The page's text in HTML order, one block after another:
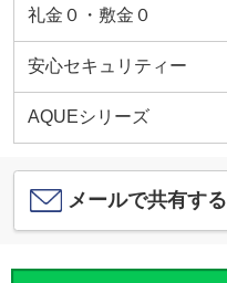
礼金０・敷金０
安心セキュリティー
AQUEシリーズ
メールで共有する